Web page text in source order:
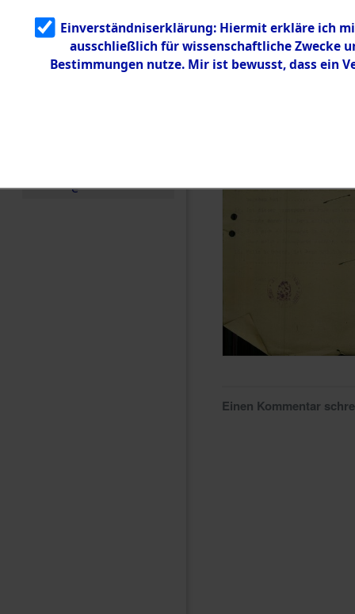
g
5.3.3
Todesmärsch
e
Einen Kommentar
Einverständniserklärung: Hiermit erkläre ich
ausschließlich für wissenschaftliche Zwecke
Bestimmungen nutze. Mir ist bewusst, dass ein